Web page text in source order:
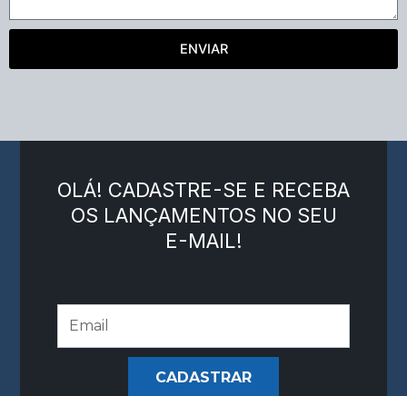
ENVIAR
OLÁ! CADASTRE-SE E RECEBA
OS LANÇAMENTOS NO SEU
E-MAIL!
CADASTRAR